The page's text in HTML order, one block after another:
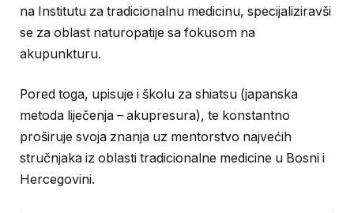
na Institutu za tradicionalnu medicinu, specijaliziravši
se za oblast naturopatije sa fokusom na
akupunkturu.
Pored toga, upisuje i školu za shiatsu (japanska
metoda liječenja – akupresura), te konstantno
proširuje svoja znanja uz mentorstvo najvećih
stručnjaka iz oblasti tradicionalne medicine u Bosni i
Hercegovini.